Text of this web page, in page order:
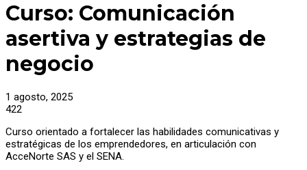
Curso: Comunicación
asertiva y estrategias de
negocio
1 agosto, 2025
422
Curso orientado a fortalecer las habilidades comunicativas y
estratégicas de los emprendedores, en articulación con
AcceNorte SAS y el SENA.